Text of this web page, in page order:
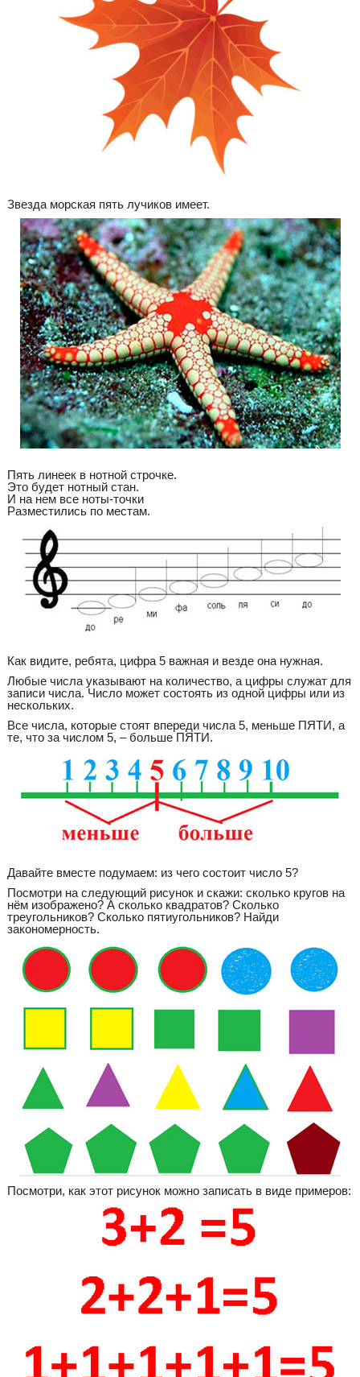
Звезда морская пять лучиков имеет.
Пять линеек в нотной строчке.
Это будет нотный стан.
И на нем все ноты-точки
Разместились по местам.
Как видите, ребята, цифра 5 важная и везде она нужная.
Любые числа указывают на количество, а цифры служат для
записи числа. Число может состоять из одной цифры или из
нескольких.
Все числа, которые стоят впереди числа 5, меньше ПЯТИ, а
те, что за числом 5, – больше ПЯТИ.
Давайте вместе подумаем: из чего состоит число 5?
Посмотри на следующий рисунок и скажи: сколько кругов на
нём изображено? А сколько квадратов? Сколько
треугольников? Сколько пятиугольников? Найди
закономерность.
Посмотри, как этот рисунок можно записать в виде примеров: